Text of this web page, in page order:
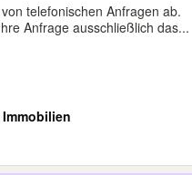
telefonischen Anfragen ab.
Anfrage ausschließlich das...